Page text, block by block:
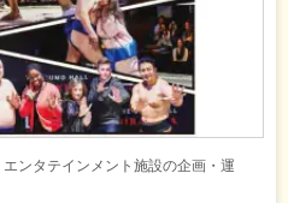
エンタテインメント施設の企画・運